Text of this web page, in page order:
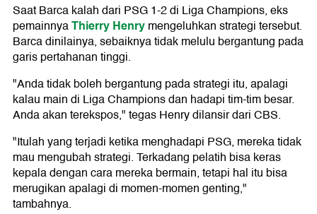
Saat Barca kalah dari PSG 1-2 di Liga Champions, eks
pemainnyaThierry Henrymengeluhkan strategi tersebut.
Barca dinilainya, sebaiknya tidak melulu bergantung pada
garis pertahanan tinggi.
"Anda tidak boleh bergantung pada strategi itu, apalagi
kalau main di Liga Champions dan hadapi tim-tim besar.
Anda akan terekspos," tegas Henry dilansir dari CBS.
"Itulah yang terjadi ketika menghadapi PSG, mereka tidak
mau mengubah strategi. Terkadang pelatih bisa keras
kepala dengan cara mereka bermain, tetapi hal itu bisa
merugikan apalagi di momen-momen genting,"
tambahnya.